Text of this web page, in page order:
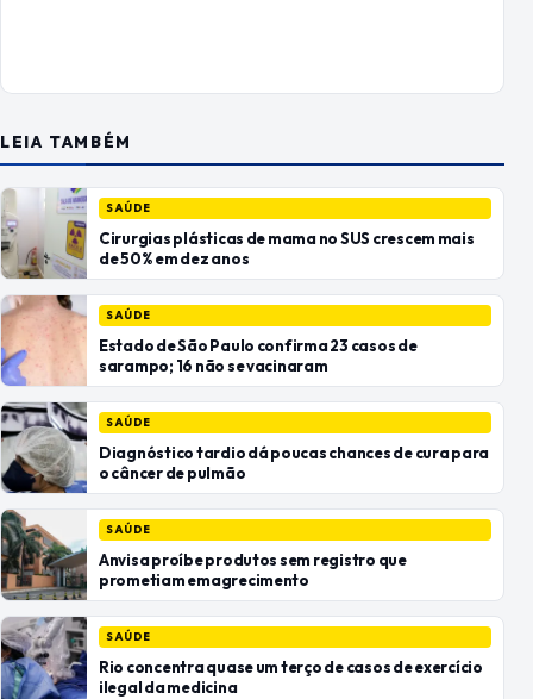
LEIA TAMBÉM
SAÚDE
Cirurgias plásticas de mama no SUS crescem mais
de 50% em dez anos
SAÚDE
Estado de São Paulo confirma 23 casos de
sarampo; 16 não se vacinaram
SAÚDE
Diagnóstico tardio dá poucas chances de cura para
o câncer de pulmão
SAÚDE
Anvisa proíbe produtos sem registro que
prometiam emagrecimento
SAÚDE
Rio concentra quase um terço de casos de exercício
ilegal da medicina